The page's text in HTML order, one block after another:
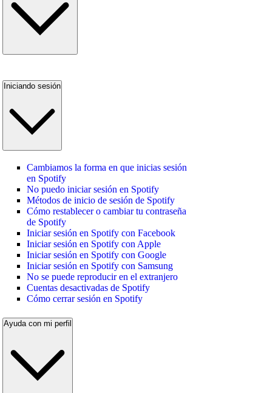
Iniciando sesión
Cambiamos la forma en que inicias sesión
en Spotify
No puedo iniciar sesión en Spotify
Métodos de inicio de sesión de Spotify
Cómo restablecer o cambiar tu contraseña
de Spotify
Iniciar sesión en Spotify con Facebook
Iniciar sesión en Spotify con Apple
Iniciar sesión en Spotify con Google
Iniciar sesión en Spotify con Samsung
No se puede reproducir en el extranjero
Cuentas desactivadas de Spotify
Cómo cerrar sesión en Spotify
Ayuda con mi perfil